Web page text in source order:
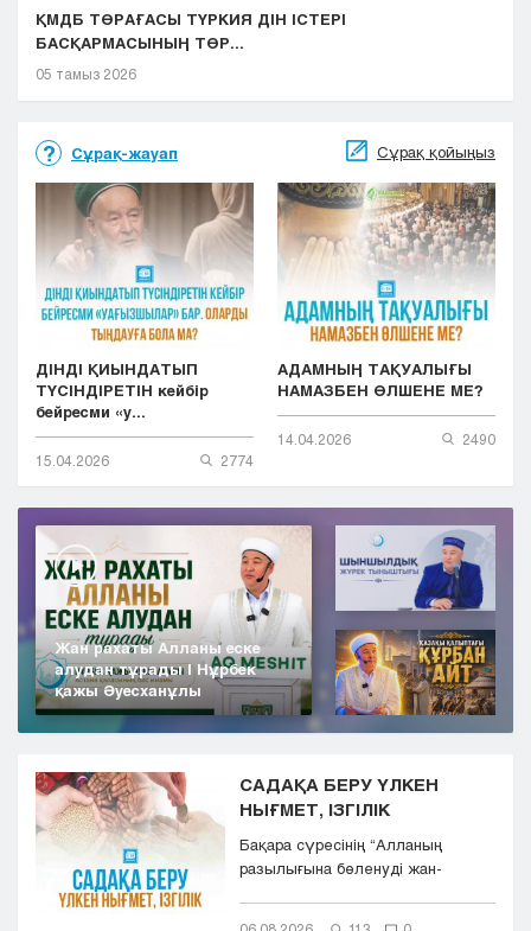
ҚМДБ ТӨРАҒАСЫ ТҮРКИЯ ДІН ІСТЕРІ
БАСҚАРМАСЫНЫҢ ТӨР...
05 тамыз 2026
Сұрақ-жауап Сұрақ қойыңыз
ДІНДІ ҚИЫНДАТЫП
ТҮСІНДІРЕТІН кейбір
бейресми «у...
15.04.2026 2774
АДАМНЫҢ ТАҚУАЛЫҒЫ
НАМАЗБЕН ӨЛШЕНЕ МЕ?
14.04.2026 2490
Жан рахаты Алланы еске
алудан тұрады | Нұрбек
қажы Әуесханұлы
САДАҚА БЕРУ ҮЛКЕН
НЫҒМЕТ, ІЗГІЛІК
Бақара сүресінің “Aлланың
разылығына бөленуді жан-